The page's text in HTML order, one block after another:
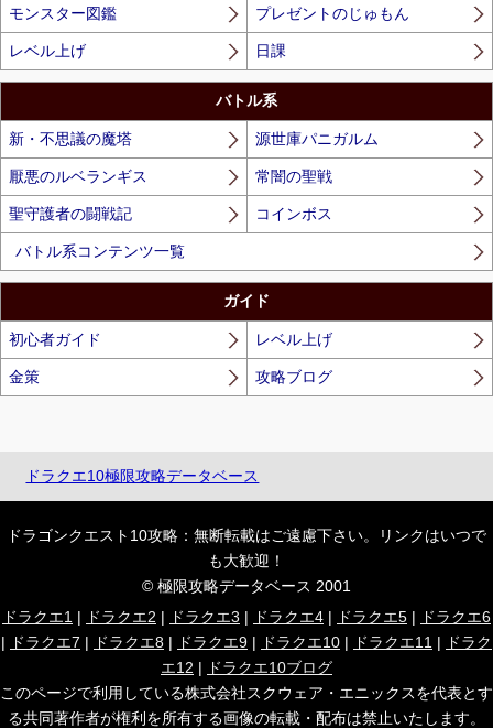
モンスター図鑑 プレゼントのじゅもん
レベル上げ 日課
バトル系
新・不思議の魔塔 源世庫パニガルム
厭悪のルベランギス 常闇の聖戦
聖守護者の闘戦記 コインボス
バトル系コンテンツ一覧
ガイド
初心者ガイド レベル上げ
金策 攻略ブログ
ドラクエ10極限攻略データベース
ドラゴンクエスト10攻略：無断転載はご遠慮下さい。リンクはいつで
も大歓迎！
© 極限攻略データベース 2001
ドラクエ1 | ドラクエ2 | ドラクエ3 | ドラクエ4 | ドラクエ5 |
ドラクエ6
|
ドラクエ7 | ドラクエ8 | ドラクエ9 | ドラクエ10 | ドラクエ11 |
ドラク
エ12 |
ドラクエ10ブログ
このページで利用している株式会社スクウェア・エニックスを代表とす
る共同著作者が権利を所有する画像の転載・配布は禁止いたします。